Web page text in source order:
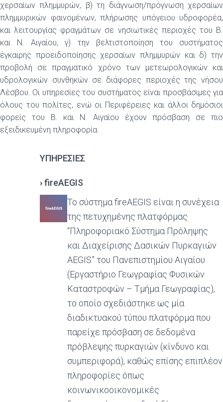
χερσαίων πλημμυρών, β) τη διάγνωση/πρόγνωση χερσαίων
πλημμυρικών φαινομένων, πλήρωσης υπόγειου υδροφορέα,
και λειτουργίας φραγμάτων σε νησιωτικές περιοχές του Β.
και Ν. Αιγαίου, γ) την βελτιστοποίηση του συστήματος
έγκαιρης προειδοποίησης χερσαίων πλημμυρών και δ) την
προβολή σε πραγματικό χρόνο των μετεωρολογικών και
υδρολογικών συνθηκών σε διάφορες περιοχές της νήσου
Λέσβου. Οι υπηρεσίες του συστήματος είναι προσβάσιμες για
όλους του πολίτες, ενώ οι Περιφέρειες και άλλοι δημόσιοι
φορείς του Β. και Ν. Αιγαίου έχουν πρόσβαση σε πιο
εξειδικευμένη πληροφορία.
ΥΠΗΡΕΣΙΕΣ
›fireAEGIS
Το σύστημα fireAEGIS είναι η συνέχεια
της πετυχημένης πλατφόρμας
“Πληροφοριακό Σύστημα Πρόληψης
και Διαχείρισης Δασικών Πυρκαγιών
AEGIS” του Πανεπιστημίου Αιγαίου
(Εργαστήριο Γεωγραφίας Φυσικών
Καταστροφών – Τμήμα Γεωγραφίας),
το οποίο σχεδιάστηκε ως μία
διαδικτυακού τύπου πλατφόρμα που
παρείχε πρόσβαση σε δεδομένα
πρόβλεψης πυρκαγιών (κίνδυνο και
συμπεριφορά), καθώς επίσης επιπλέον
πληροφορίες όπως
κοινωνικοοικονομικές